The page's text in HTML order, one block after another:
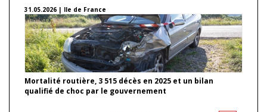
31.05.2026 | Ile de France
Mortalité routière, 3 515 décès en 2025 et un bilan
qualifié de choc par le gouvernement